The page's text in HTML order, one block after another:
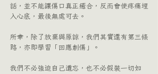
話，並不能讓傷口真正癒合，反而會使疼痛埋
入心底，最後無處可去。
所幸，除了放棄與原諒，我們其實還有第三條
路，亦即學習「回應創傷」。
我們不必強迫自己遺忘，也不必假裝一切如